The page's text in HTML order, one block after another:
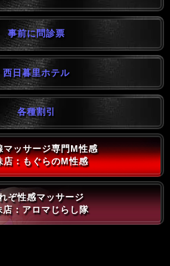
事前に問診票
西日暮里ホテル
各種割引
マッサージ専門M性感
店：もぐらのM性感
ぞ性感マッサージ
店：アロマじらし隊